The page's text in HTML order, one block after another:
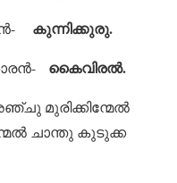
കുന്നിക്കുരു.
കൈവിരല്‍.
മുരിക്കിന്മേല്‍
ചാന്തു കുടുക്ക